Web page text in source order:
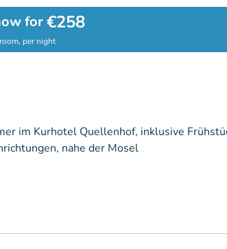
for€258
per night
im Kurhotel Quellenhof, inklusive
nahe der Mosel